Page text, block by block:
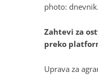
photo:
Zahtevi za
preko
Uprava za